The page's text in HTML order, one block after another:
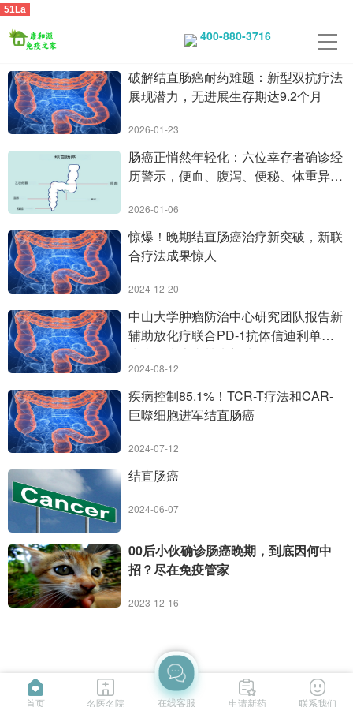
51La
400-880-3716
破解结直肠癌耐药难题：新型双抗疗法
展现潜力，无进展生存期达9.2个月
2026-01-23
肠癌正悄然年轻化：六位幸存者确诊经
历警示，便血、腹泻、便秘、体重异
常……这些症状千万别拖！
2026-01-06
惊爆！晚期结直肠癌治疗新突破，新联
合疗法成果惊人
2024-12-20
中山大学肿瘤防治中心研究团队报告新
辅助放化疗联合PD-1抗体信迪利单抗
为直肠癌患者带来新选择
2024-08-12
疾病控制85.1%！TCR-T疗法和CAR-
巨噬细胞进军结直肠癌
2024-07-12
结直肠癌
2024-06-07
00后小伙确诊肠癌晚期，到底因何中
招？尽在免疫管家
2023-12-16
首页 名医名院 在线客服 申请新药 联系我们